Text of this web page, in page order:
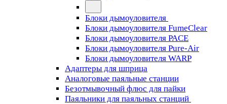
Блоки дымоуловителя
Блоки дымоуловителя FumeClear
Блоки дымоуловителя PACE
Блоки дымоуловителя Pure-Air
Блоки дымоуловителя WARP
Адаптеры для шприца
Аналоговые паяльные станции
Безотмывочный флюс для пайки
Паяльники для паяльных станций